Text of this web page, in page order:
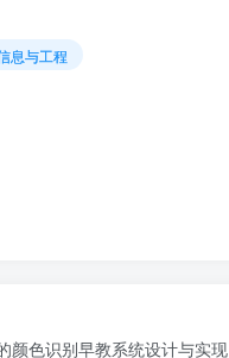
息与工程
颜色识别早教系统设计与实现